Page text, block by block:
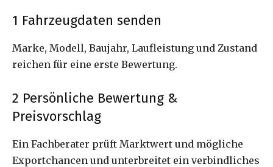
1️ Fahrzeugdaten senden
Marke, Modell, Baujahr, Laufleistung und Zustand
reichen für eine erste Bewertung.
2️ Persönliche Bewertung &
Preisvorschlag
Ein Fachberater prüft Marktwert und mögliche
Exportchancen und unterbreitet ein verbindliches